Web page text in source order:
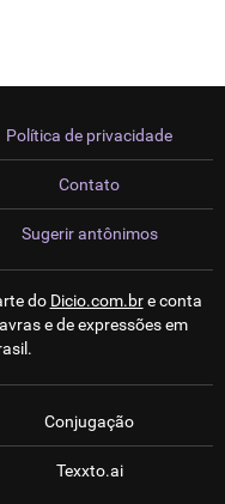
Política de privacidade
Contato
Sugerir antônimos
do Dicio.com.bre conta
e de expressões em
Conjugação
Texxto.ai